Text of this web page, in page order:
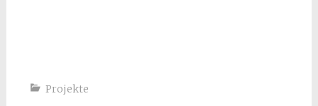
Projekte